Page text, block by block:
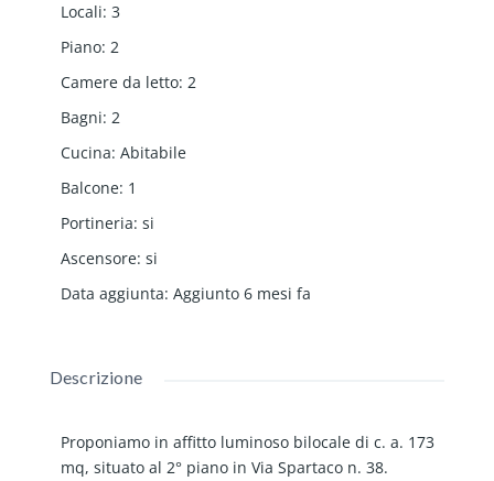
Locali: 3
Piano: 2
Camere da letto: 2
Bagni: 2
Cucina: Abitabile
Balcone: 1
Portineria: si
Ascensore: si
Data aggiunta: Aggiunto 6 mesi fa
Descrizione
Proponiamo in affitto luminoso bilocale di c. a. 173
mq, situato al 2° piano in Via Spartaco n. 38.